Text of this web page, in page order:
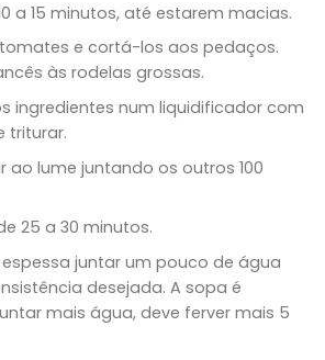
a 15 minutos, até estarem macias.
e cortá-los aos pedaços.
às rodelas grossas.
ingredientes num liquidificador com
triturar.
ao lume juntando os outros 100
25 a 30 minutos.
juntar um pouco de água
desejada. A sopa é
mais água, deve ferver mais 5